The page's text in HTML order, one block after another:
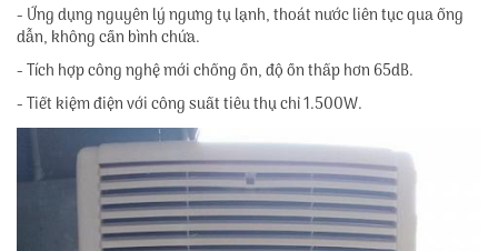
- Ứng dụng nguyên lý ngưng tụ lạnh, thoát nước liên tục qua ống
dẫn, không cần bình chứa.
- Tích hợp công nghệ mới chống ồn, độ ồn thấp hơn 65dB.
- Tiết kiệm điện với công suất tiêu thụ chỉ 1.500W.